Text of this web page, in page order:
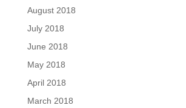
August 2018
July 2018
June 2018
May 2018
April 2018
March 2018